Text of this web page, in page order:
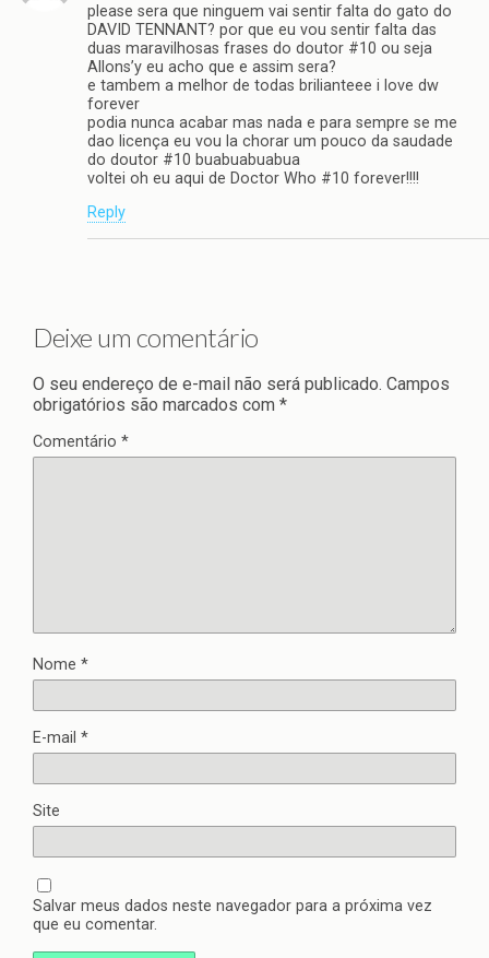
please sera que ninguem vai sentir falta do gato do
DAVID TENNANT? por que eu vou sentir falta das
duas maravilhosas frases do doutor #10 ou seja
Allons’y eu acho que e assim sera?
e tambem a melhor de todas brilianteee i love dw
forever
podia nunca acabar mas nada e para sempre se me
dao licença eu vou la chorar um pouco da saudade
do doutor #10 buabuabuabua
voltei oh eu aqui de Doctor Who #10 forever!!!!
Reply
Deixe um comentário
O seu endereço de e-mail não será publicado. Campos
obrigatórios são marcados com *
Comentário *
Nome *
E-mail *
Site
Salvar meus dados neste navegador para a próxima vez
que eu comentar.